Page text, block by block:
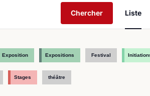
Chercher Liste
Exposition Expositions Festival
Stages théâtre